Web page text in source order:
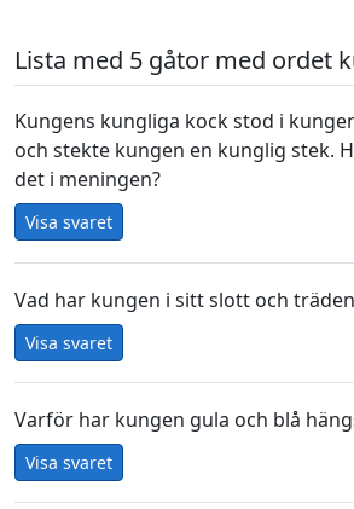
Lista med 5 gåtor med ordet
Kungens kungliga kock stod i
och stekte kungen en kunglig stek.
det i meningen?
Visa svaret
Vad har kungen i sitt slott och
Visa svaret
Varför har kungen gula och blå
Visa svaret